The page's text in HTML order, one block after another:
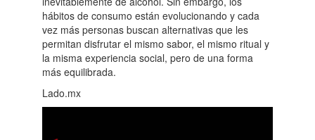
hábitos de consumo están evolucionando y cada
vez más personas buscan alternativas que les
permitan disfrutar el mismo sabor, el mismo ritual y
la misma experiencia social, pero de una forma
más equilibrada.
Lado.mx